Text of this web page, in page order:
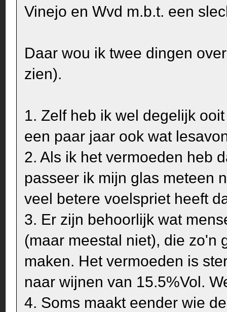
Vinejo en Wvd m.b.t. een
Daar wou ik twee dingen
zien).
1. Zelf heb ik wel degelijk
een paar jaar ook wat
2. Als ik het vermoeden heb
passeer ik mijn glas meteen
veel betere voelspriet heeft
3. Er zijn behoorlijk wat
(maar meestal niet), die zo'n
maken. Het vermoeden is
naar wijnen van 15.5%Vol.
4. Soms maakt eender wie